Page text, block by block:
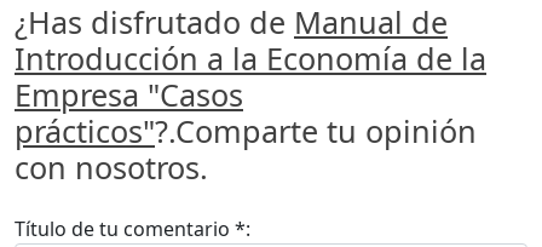
¿Has disfrutado de Manual de
Introducción a la Economía de la
Empresa "Casos
prácticos"?.Comparte tu opinión
con nosotros.
Título de tu comentario *: